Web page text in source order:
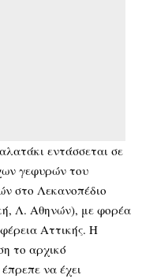
εντάσσεται σε
γεφυρών του
στο Λεκανοπέδιο
Λ. Αθηνών), με φορέα
Αττικής. Η
το αρχικό
να έχει